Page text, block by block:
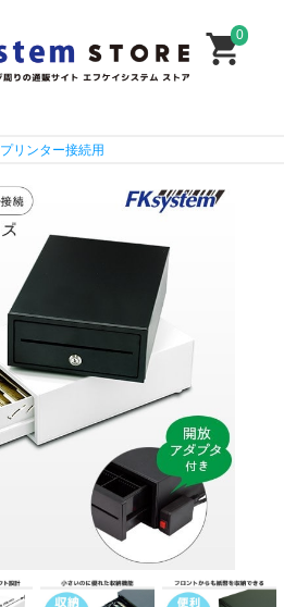
0
プリンター接続用